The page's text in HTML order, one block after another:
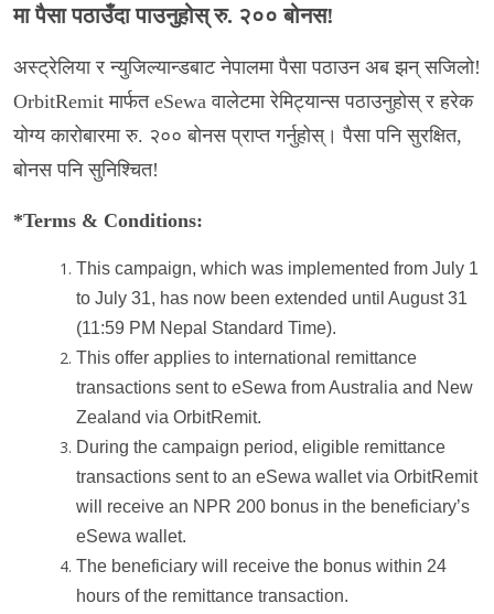
मा पैसा पठाउँदा पाउनुहोस् रु. २०० बोनस!
अस्ट्रेलिया र न्युजिल्यान्डबाट नेपालमा पैसा पठाउन अब झन् सजिलो!
OrbitRemit मार्फत eSewa वालेटमा रेमिट्यान्स पठाउनुहोस् र हरेक
योग्य कारोबारमा रु. २०० बोनस प्राप्त गर्नुहोस्। पैसा पनि सुरक्षित,
बोनस पनि सुनिश्चित!
*Terms & Conditions:
This campaign, which was implemented from July 1
to July 31, has now been extended until August 31
(11:59 PM Nepal Standard Time).
This offer applies to international remittance
transactions sent to eSewa from Australia and New
Zealand via OrbitRemit.
During the campaign period, eligible remittance
transactions sent to an eSewa wallet via OrbitRemit
will receive an NPR 200 bonus in the beneficiary’s
eSewa wallet.
The beneficiary will receive the bonus within 24
hours of the remittance transaction.